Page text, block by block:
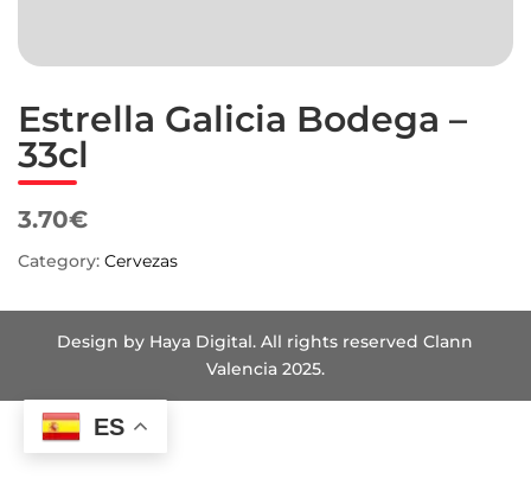
Estrella Galicia Bodega –
33cl
3.70€
Category: Cervezas
Design by Haya Digital. All rights reserved Clann
Valencia 2025.
ES